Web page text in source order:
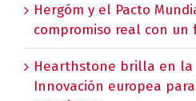
Hergóm y el Pacto
compromiso real con
Hearthstone brilla en la
Innovación europea